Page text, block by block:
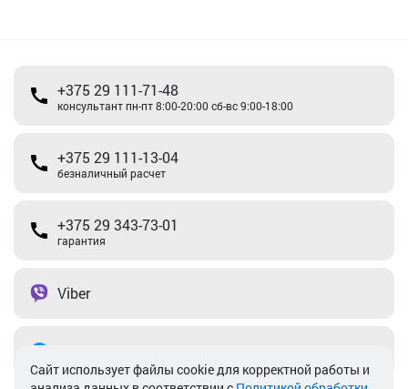
+375 29 111-71-48
консультант пн-пт 8:00-20:00 сб-вс 9:00-18:00
+375 29 111-13-04
безналичный расчет
+375 29 343-73-01
гарантия
Viber
Cайт использует файлы cookie для корректной работы и